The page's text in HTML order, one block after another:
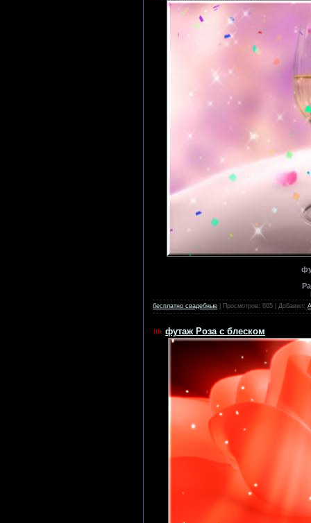
бесплатно свадебные | Просмотров: 665 | Добавил:
футаж Роза с блеском